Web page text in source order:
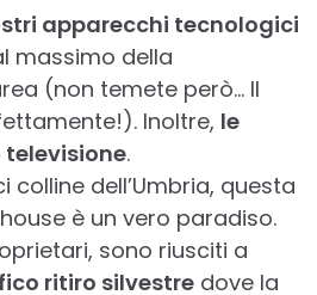
apparecchi tecnologici
massimo della
(non temete però… Il
Inoltre, le
televisione.
colline dell’Umbria, questa
è un vero paradiso.
sono riusciti a
ritiro silvestre dove la